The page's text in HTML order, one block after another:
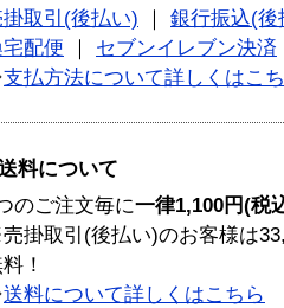
取引(後払い)
銀行振込(後
配便
セブンイレブン決済
支払方法について詳しくはこ
料について
のご注文毎に一律1,100円(税
掛取引(後払い)のお客様は
！
送料について詳しくはこちら